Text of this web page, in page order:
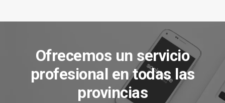
Ofrecemos un servicio
profesional en todas las
provincias